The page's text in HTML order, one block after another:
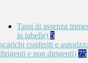
Tassi di assenza
in tabelle) 5
conferiti e
e non dirigenti) 75